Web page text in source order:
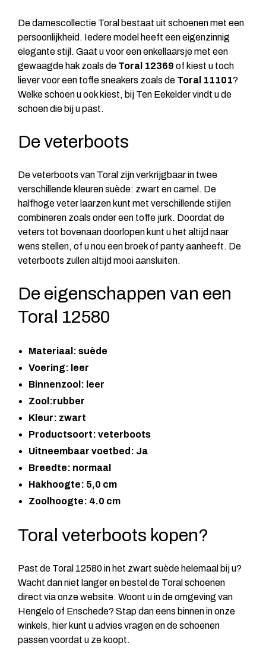
De damescollectie Toral bestaat uit schoenen met een
persoonlijkheid. Iedere model heeft een eigenzinnig
elegante stijl. Gaat u voor een enkellaarsje met een
gewaagde hak zoals de Toral 12369 of kiest u toch
liever voor een toffe sneakers zoals de Toral 11101?
Welke schoen u ook kiest, bij Ten Eekelder vindt u de
schoen die bij u past.
De veterboots
De veterboots van Toral zijn verkrijgbaar in twee
verschillende kleuren suède: zwart en camel. De
halfhoge veter laarzen kunt met verschillende stijlen
combineren zoals onder een toffe jurk. Doordat de
veters tot bovenaan doorlopen kunt u het altijd naar
wens stellen, of u nou een broek of panty aanheeft. De
veterboots zullen altijd mooi aansluiten.
De eigenschappen van een
Toral 12580
Materiaal: suède
Voering: leer
Binnenzool: leer
Zool:rubber
Kleur: zwart
Productsoort: veterboots
Uitneembaar voetbed: Ja
Breedte: normaal
Hakhoogte: 5,0 cm
Zoolhoogte: 4.0 cm
Toral veterboots kopen?
Past de Toral 12580 in het zwart suède helemaal bij u?
Wacht dan niet langer en bestel de Toral schoenen
direct via onze website. Woont u in de omgeving van
Hengelo of Enschede? Stap dan eens binnen in onze
winkels, hier kunt u advies vragen en de schoenen
passen voordat u ze koopt.